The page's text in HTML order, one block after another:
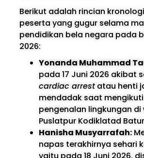
Berikut adalah rincian
peserta yang gugur selama
pendidikan bela negara pada
2026:
Yonanda Muhammad
pada 17 Juni 2026 akibat
cardiac arrestatau henti
mendadak saat
pengenalan lingkungan di
Puslatpur Kodiklatad
Hanisha Musyarrafah:
napas terakhirnya sehari
yaitu pada 18 Juni 2026,